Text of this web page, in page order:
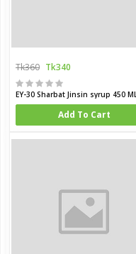
Tk360 Tk340
EY-30 Sharbat Jinsin syrup 450 ML
Add To Cart